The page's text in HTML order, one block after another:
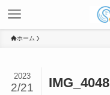
ホーム
IMG_4048
2023
2/21